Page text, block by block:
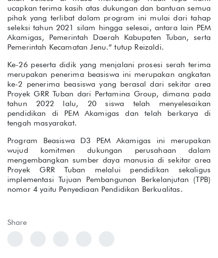
ucapkan terima kasih atas dukungan dan bantuan semua
pihak yang terlibat dalam program ini mulai dari tahap
seleksi tahun 2021 silam hingga selesai, antara lain PEM
Akamigas, Pemerintah Daerah Kabupaten Tuban, serta
Pemerintah Kecamatan Jenu.” tutup Reizaldi.
Ke-26 peserta didik yang menjalani prosesi serah terima
merupakan penerima beasiswa ini merupakan angkatan
ke-2 penerima beasiswa yang berasal dari sekitar area
Proyek GRR Tuban dari Pertamina Group, dimana pada
tahun 2022 lalu, 20 siswa telah menyelesaikan
pendidikan di PEM Akamigas dan telah berkarya di
tengah masyarakat.
Program Beasiswa D3 PEM Akamigas ini merupakan
wujud komitmen dukungan perusahaan dalam
mengembangkan sumber daya manusia di sekitar area
Proyek GRR Tuban melalui pendidikan sekaligus
implementasi Tujuan Pembangunan Berkelanjutan (TPB)
nomor 4 yaitu Penyediaan Pendidikan Berkualitas.
Share